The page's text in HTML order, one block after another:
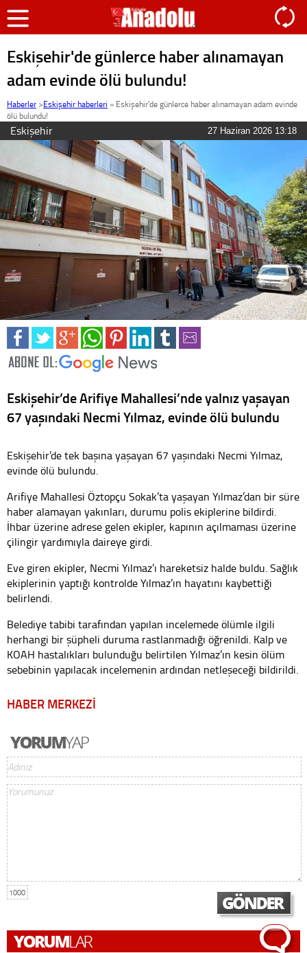
Eskişehir'de günlerce haber alınamayan
adam evinde ölü bulundu!
Haberler >Eskişehir haberleri » Eskişehir'de günlerce haber alınamayan adam evinde
ölü bulundu!
Eskişehir 27 Haziran 2026 13:18
Eskişehir’de Arifiye Mahallesi’nde yalnız yaşayan
67 yaşındaki Necmi Yılmaz, evinde ölü bulundu
Eskişehir’de tek başına yaşayan 67 yaşındaki Necmi Yılmaz,
evinde ölü bulundu.
Arifiye Mahallesi Öztopçu Sokak’ta yaşayan Yılmaz’dan bir süre
haber alamayan yakınları, durumu polis ekiplerine bildirdi.
İhbar üzerine adrese gelen ekipler, kapının açılmaması üzerine
çilingir yardımıyla daireye girdi.
Eve giren ekipler, Necmi Yılmaz’ı hareketsiz halde buldu. Sağlık
ekiplerinin yaptığı kontrolde Yılmaz’ın hayatını kaybettiği
belirlendi.
Belediye tabibi tarafından yapılan incelemede ölümle ilgili
herhangi bir şüpheli duruma rastlanmadığı öğrenildi. Kalp ve
KOAH hastalıkları bulunduğu belirtilen Yılmaz’ın kesin ölüm
sebebinin yapılacak incelemenin ardından netleşeceği bildirildi.
HABER MERKEZİ
1000